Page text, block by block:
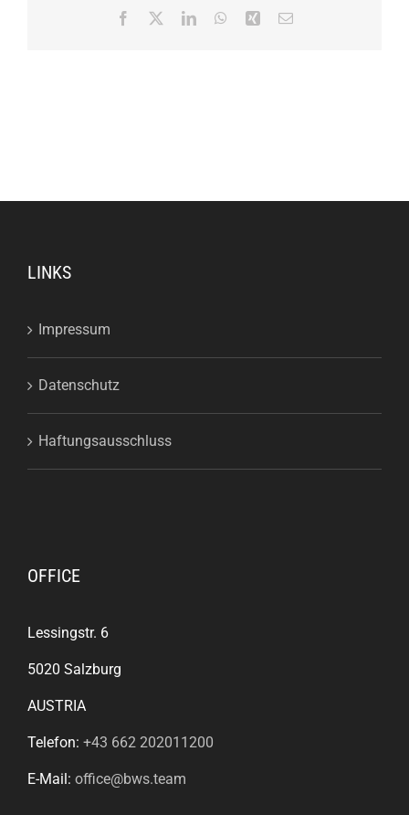
Facebook LinkedInWhatsApp
Xing E-
LINKS
Impressum
Datenschutz
Haftungsausschluss
OFFICE
Lessingstr. 6
5020 Salzburg
AUSTRIA
Telefon: +43 662 202011200
E-Mail: office@bws.team